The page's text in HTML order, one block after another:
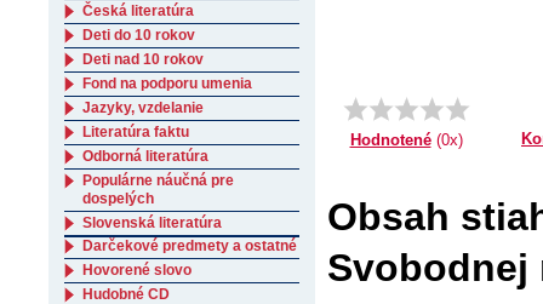
Hodnotené(0x)
Obsah
Svobodnej
Česká literatúra
Deti do 10 rokov
Deti nad 10 rokov
Fond na podporu umenia
Jazyky, vzdelanie
Literatúra faktu
Odborná literatúra
Populárne náučná pre
dospelých
Slovenská literatúra
Darčekové predmety a ostatné
Hovorené slovo
Hudobné CD